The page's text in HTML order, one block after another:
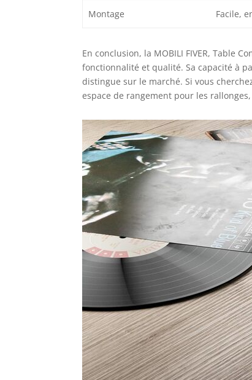
Montage Facile,
En conclusion, la MOBILI FIVER, Table
fonctionnalité et qualité. Sa capacité à
distingue sur le marché. Si vous
espace de rangement pour les